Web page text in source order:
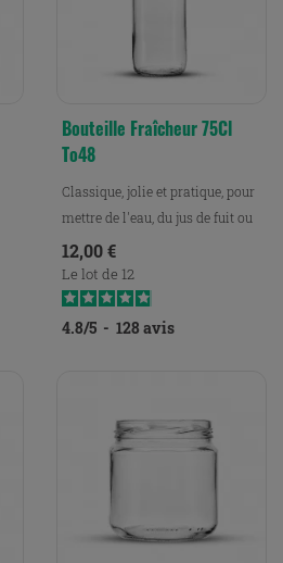
Bouteille Fraîcheur 75Cl
To48
Classique, jolie et pratique, pour
mettre de l'eau, du jus de fuit ou
du lait.
Prix
12,00 €
Le lot de 12
4.8/5 - 128 avis